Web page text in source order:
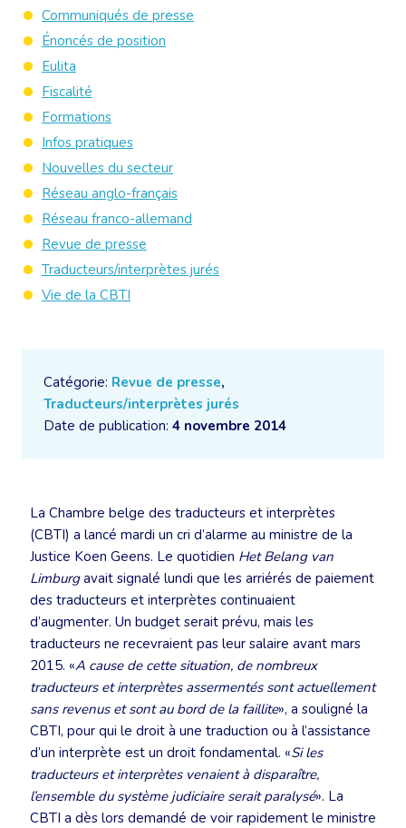
Catégorie: Revue de presse,
Traducteurs/interprètes jurés
Date de publication: 4 novembre 2014
La Chambre belge des traducteurs et interprètes
(CBTI) a lancé mardi un cri d’alarme au ministre de la
Justice Koen Geens. Le quotidien Het Belang van
Limburgavait signalé lundi que les arriérés de paiement
des traducteurs et interprètes continuaient
d’augmenter. Un budget serait prévu, mais les
traducteurs ne recevraient pas leur salaire avant mars
2015. «A cause de cette situation, de nombreux
traducteurs et interprètes assermentés sont actuellement
sans revenus et sont au bord de la faillite», a souligné la
CBTI, pour qui le droit à une traduction ou à l’assistance
d’un interprète est un droit fondamental. «Si les
traducteurs et interprètes venaient à disparaître,
l’ensemble du système judiciaire serait paralysé». La
CBTI a dès lors demandé de voir rapidement le ministre
Communiqués de presse
Énoncés de position
Eulita
Fiscalité
Formations
Infos pratiques
Nouvelles du secteur
Réseau anglo-français
Réseau franco-allemand
Revue de presse
Traducteurs/interprètes jurés
Vie de la CBTI